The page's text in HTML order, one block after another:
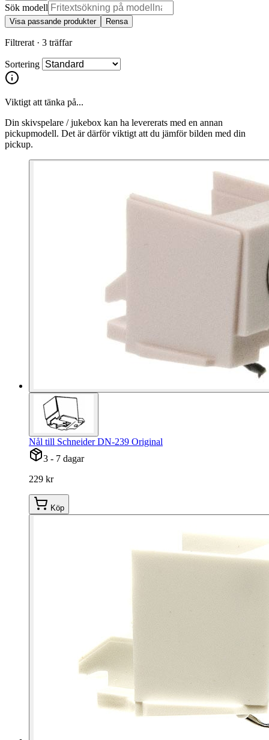
Sök modell
Visa passande produkter Rensa
Filtrerat · 3 träffar
Sortering
Viktigt att tänka på...
Din skivspelare / jukebox kan ha levererats med en annan
pickupmodell. Det är därför viktigt att du jämför bilden med din
pickup.
Nål till Schneider DN-239 Original
3 - 7 dagar
229 kr
Köp